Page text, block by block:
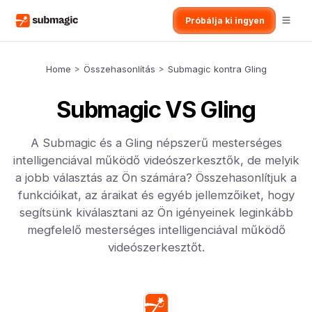
Próbálja ki ingyen
Home > Összehasonlítás > Submagic kontra Gling
Submagic VS Gling
A Submagic és a Gling népszerű mesterséges
intelligenciával működő videószerkesztők, de melyik
a jobb választás az Ön számára? Összehasonlítjuk a
funkcióikat, az áraikat és egyéb jellemzőiket, hogy
segítsünk kiválasztani az Ön igényeinek leginkább
megfelelő mesterséges intelligenciával működő
videószerkesztőt.